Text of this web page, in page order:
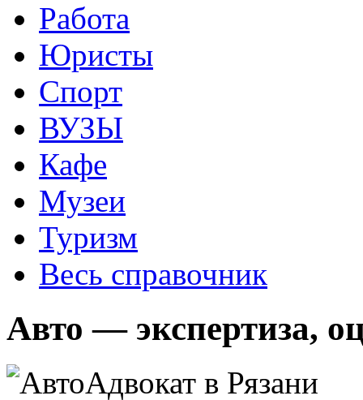
Работа
Юристы
Спорт
ВУЗЫ
Кафе
Музеи
Туризм
Весь справочник
Авто — экспертиза,